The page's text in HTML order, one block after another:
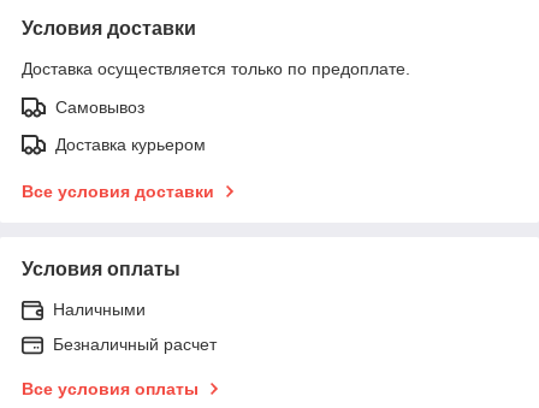
Условия доставки
Доставка осуществляется только по предоплате.
Самовывоз
Доставка курьером
Все условия доставки
Условия оплаты
Наличными
Безналичный расчет
Все условия оплаты